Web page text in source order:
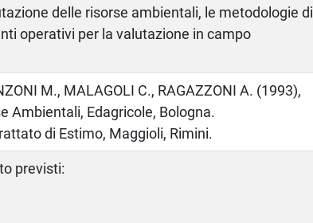
delle risorse ambientali, le metodologie di
operativi per la valutazione in campo
M., MALAGOLI C., RAGAZZONI A. (1993),
Ambientali, Edagricole, Bologna.
di Estimo, Maggioli, Rimini.
previsti: